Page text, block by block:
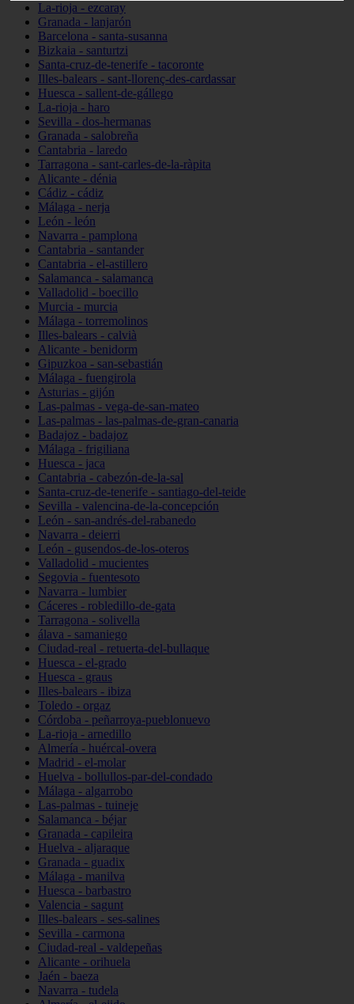
La-rioja - ezcaray
Granada - lanjarón
Barcelona - santa-susanna
Bizkaia - santurtzi
Santa-cruz-de-tenerife - tacoronte
Illes-balears - sant-llorenç-des-cardassar
Huesca - sallent-de-gállego
La-rioja - haro
Sevilla - dos-hermanas
Granada - salobreña
Cantabria - laredo
Tarragona - sant-carles-de-la-ràpita
Alicante - dénia
Cádiz - cádiz
Málaga - nerja
León - león
Navarra - pamplona
Cantabria - santander
Cantabria - el-astillero
Salamanca - salamanca
Valladolid - boecillo
Murcia - murcia
Málaga - torremolinos
Illes-balears - calvià
Alicante - benidorm
Gipuzkoa - san-sebastián
Málaga - fuengirola
Asturias - gijón
Las-palmas - vega-de-san-mateo
Las-palmas - las-palmas-de-gran-canaria
Badajoz - badajoz
Málaga - frigiliana
Huesca - jaca
Cantabria - cabezón-de-la-sal
Santa-cruz-de-tenerife - santiago-del-teide
Sevilla - valencina-de-la-concepción
León - san-andrés-del-rabanedo
Navarra - deierri
León - gusendos-de-los-oteros
Valladolid - mucientes
Segovia - fuentesoto
Navarra - lumbier
Cáceres - robledillo-de-gata
Tarragona - solivella
álava - samaniego
Ciudad-real - retuerta-del-bullaque
Huesca - el-grado
Huesca - graus
Illes-balears - ibiza
Toledo - orgaz
Córdoba - peñarroya-pueblonuevo
La-rioja - arnedillo
Almería - huércal-overa
Madrid - el-molar
Huelva - bollullos-par-del-condado
Málaga - algarrobo
Las-palmas - tuineje
Salamanca - béjar
Granada - capileira
Huelva - aljaraque
Granada - guadix
Málaga - manilva
Huesca - barbastro
Valencia - sagunt
Illes-balears - ses-salines
Sevilla - carmona
Ciudad-real - valdepeñas
Alicante - orihuela
Jaén - baeza
Navarra - tudela